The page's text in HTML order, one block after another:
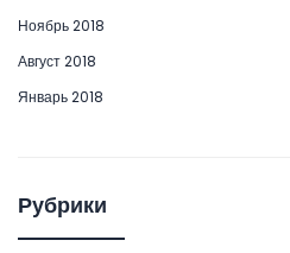
Ноябрь 2018
Август 2018
Январь 2018
Рубрики